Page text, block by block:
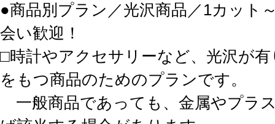
●商品別プラン／光沢商品／1カット
会い歓迎！
□時計やアクセサリーなど、光沢が
をもつ商品のためのプランです。
一般商品であっても、金属やプラ